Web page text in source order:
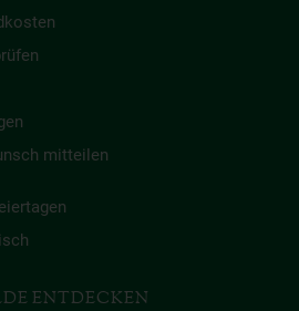
mitteilen
ENTDECKEN